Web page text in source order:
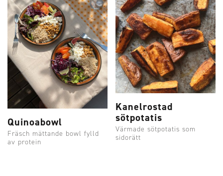
Quinoabowl
Fräsch mättande bowl fylld
av protein
Kanelrostad
sötpotatis
Värmade sötpotatis som
sidorätt